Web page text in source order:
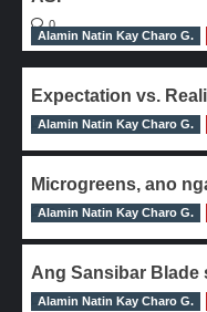
0
Alamin Natin Kay Charo G.
Expectation vs.
0
Alamin Natin Kay Charo G.
Microgreens, ano
0
Alamin Natin Kay Charo G.
Ang Sansibar Blade
0
Alamin Natin Kay Charo G.